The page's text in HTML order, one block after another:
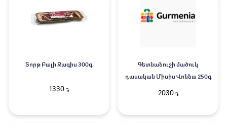
Տորթ Բալի Զագիս 300գ
1330֏
Գետնանուշի մածուկ
դասական Միսիս Վոննա 250գ
2030֏